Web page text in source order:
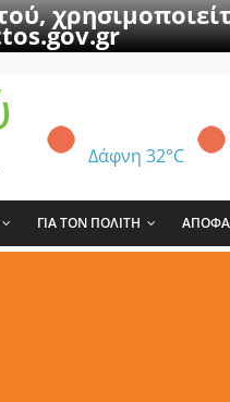
Δάφνη 32°C
ΓΙΑ ΤΟΝ ΠΟΛΙΤΗ